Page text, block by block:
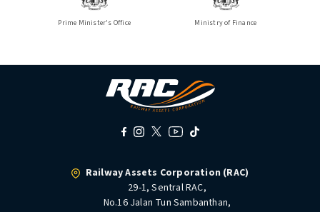
Prime Minister's Office Ministry of Finance
Railway Assets Corporation (RAC)
29-1, Sentral RAC,
No.16 Jalan Tun Sambanthan,